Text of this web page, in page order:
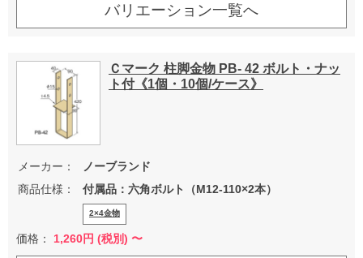
バリエーション一覧へ
Ｃマーク 柱脚金物 PB- 42 ボルト・ナッ
ト付《1個・10個/ケース》
メーカー：
ノーブランド
商品仕様：
付属品：六角ボルト（M12-110×2本）
2×4金物
価格： 1,260円 (税別) 〜